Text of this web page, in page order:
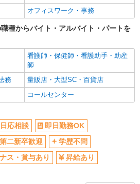
転勤なし
社会保険あり
ティブなど）あり
営業
ボーナス・賞与あり
交通費支給
オフィスワーク・事務
種からバイト・アルバイト・パートを
看護師・保健師・看護助手・助産
師
務
量販店・大型SC・百貨店
コールセンター
応相談
即日勤務OK
二新卒歓迎
学歴不問
ス・賞与あり
昇給あり